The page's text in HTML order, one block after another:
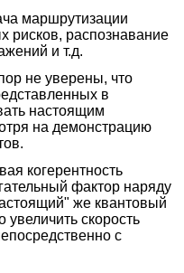
маршрутизации
рисков, распознавание
и т.д.
не уверены, что
в
настоящим
на демонстрацию
когерентность
фактор наряду
же квантовый
скорость
с